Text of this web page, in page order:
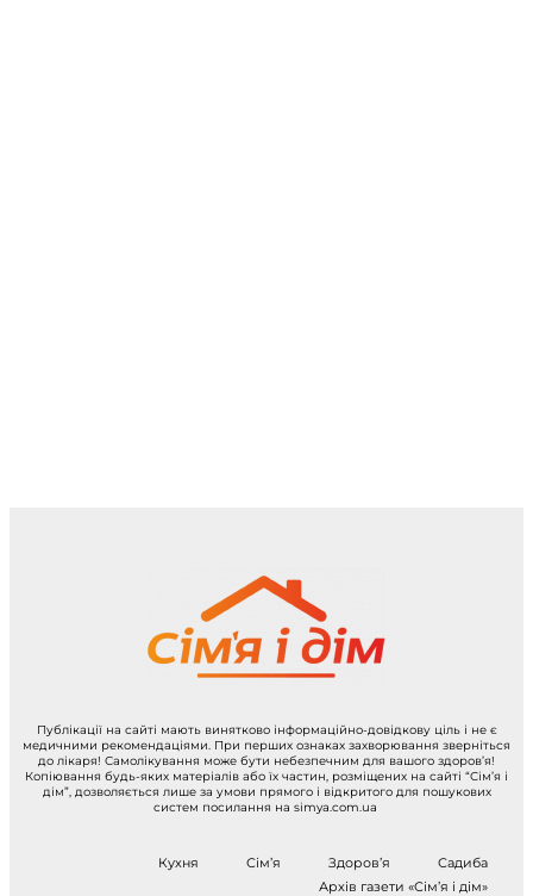
Публікації на сайті мають винятково інформаційно-довідкову ціль і не є
медичними рекомендаціями. При перших ознаках захворювання зверніться
до лікаря! Самолікування може бути небезпечним для вашого здоров’я!
Копіювання будь-яких матеріалів або їх частин, розміщених на сайті “Сім’я і
дім”, дозволяється лише за умови прямого і відкритого для пошукових
систем посилання на simya.com.ua
Кухня Сім’я Здоров’я
Садиба
Архів газети «Сім’я і дім»